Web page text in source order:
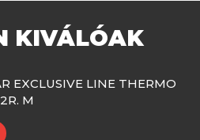
KIVÁLÓAK
EXCLUSIVE LINE THERMO
M